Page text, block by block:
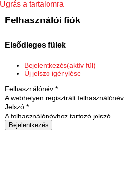
Ugrás a tartalomra
Felhasználói fiók
Elsődleges fülek
Bejelentkezés(aktív fül)
Új jelszó igénylése
Felhasználónév *
A webhelyen regisztrált felhasználónév.
Jelszó *
A felhasználónévhez tartozó jelszó.